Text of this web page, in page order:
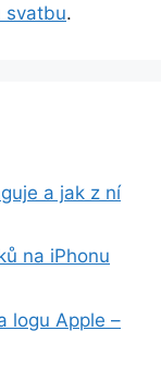
svatbu.
a jak z ní
na iPhonu
logu Apple –